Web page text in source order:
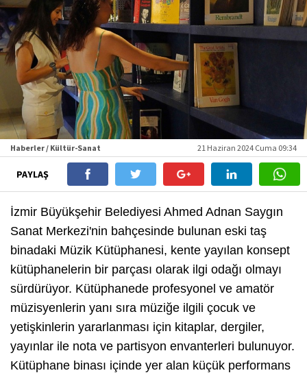
Haberler / Kültür-Sanat 21 Haziran 2024 Cuma 09:34
PAYLAŞ
İzmir Büyükşehir Belediyesi Ahmed Adnan Saygın
Sanat Merkezi'nin bahçesinde bulunan eski taş
binadaki Müzik Kütüphanesi, kente yayılan konsept
kütüphanelerin bir parçası olarak ilgi odağı olmayı
sürdürüyor. Kütüphanede profesyonel ve amatör
müzisyenlerin yanı sıra müziğe ilgili çocuk ve
yetişkinlerin yararlanması için kitaplar, dergiler,
yayınlar ile nota ve partisyon envanterleri bulunuyor.
Kütüphane binası içinde yer alan küçük performans